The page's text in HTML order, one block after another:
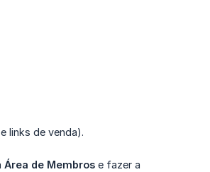
links de venda).
Área de Membros e fazer a